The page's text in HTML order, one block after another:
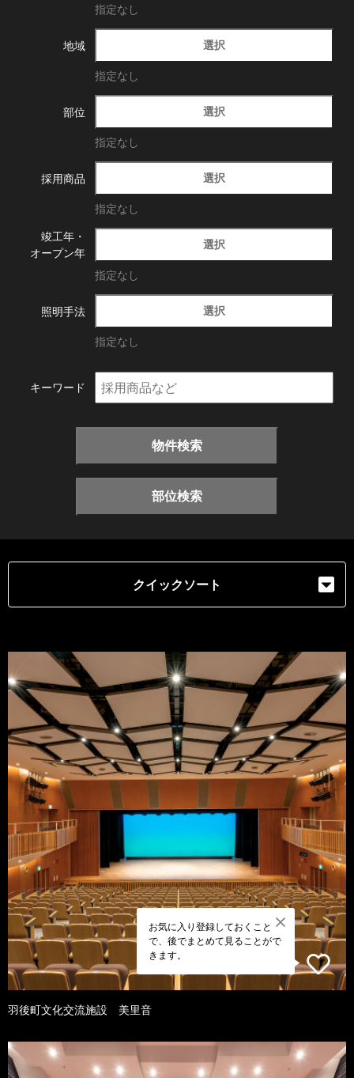
指定なし
地域 選択
指定なし
部位 選択
指定なし
採用商品 選択
指定なし
竣工年・
オープン年
選択
指定なし
照明手法 選択
指定なし
キーワード
物件検索
部位検索
クイックソート
お気に入り登録しておくこと
で、後でまとめて見ることがで
きます。
羽後町文化交流施設 美里音